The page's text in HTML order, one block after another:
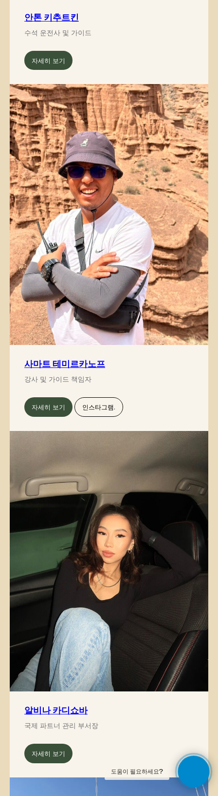
안톤 키추트킨
수석 운전사 및 가이드
자세히 보기
사마트 테미르카노프
강사 및 가이드 책임자
자세히 보기 인스타그램.
알비나 카디쇼바
국제 파트너 관리 부서장
자세히 보기
도움이 필요하세요?